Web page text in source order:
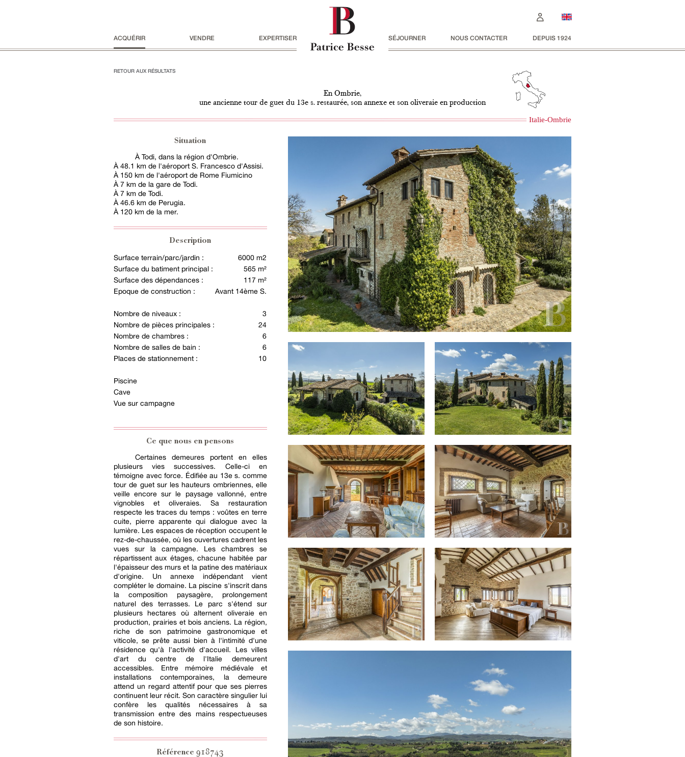
ACQUÉRIR VENDRE EXPERTISER SÉJOURNER NOUS CONTACTER DEPUIS 1924
RETOUR AUX RÉSULTATS
En Ombrie,
une ancienne tour de guet du 13e s. restaurée, son annexe et son oliveraie en production
Italie-Ombrie
Situation
À Todi, dans la région d'Ombrie.
À 48.1 km de l'aéroport S. Francesco d'Assisi.
À 150 km de l'aéroport de Rome Fiumicino
À 7 km de la gare de Todi.
À 7 km de Todi.
À 46.6 km de Perugia.
À 120 km de la mer.
Description
Surface terrain/parc/jardin :
6000 m2
Surface du batiment principal :
565 m²
Surface des dépendances :
117 m²
Epoque de construction :
Avant 14ème S.
Nombre de niveaux :
3
Nombre de pièces principales :
24
Nombre de chambres :
6
Nombre de salles de bain :
6
Places de stationnement :
10
Piscine
Cave
Vue sur campagne
Ce que nous en pensons
Certaines demeures portent en elles
plusieurs vies successives. Celle-ci en
témoigne avec force. Édifiée au 13e s. comme
tour de guet sur les hauteurs ombriennes, elle
veille encore sur le paysage vallonné, entre
vignobles et oliveraies. Sa restauration
respecte les traces du temps : voûtes en terre
cuite, pierre apparente qui dialogue avec la
lumière. Les espaces de réception occupent le
rez-de-chaussée, où les ouvertures cadrent les
vues sur la campagne. Les chambres se
répartissent aux étages, chacune habitée par
l'épaisseur des murs et la patine des matériaux
d'origine. Un annexe indépendant vient
compléter le domaine. La piscine s'inscrit dans
la composition paysagère, prolongement
naturel des terrasses. Le parc s'étend sur
plusieurs hectares où alternent oliveraie en
production, prairies et bois anciens. La région,
riche de son patrimoine gastronomique et
viticole, se prête aussi bien à l'intimité d'une
résidence qu'à l'activité d'accueil. Les villes
d'art du centre de l'Italie demeurent
accessibles. Entre mémoire médiévale et
installations contemporaines, la demeure
attend un regard attentif pour que ses pierres
continuent leur récit. Son caractère singulier lui
confère les qualités nécessaires à sa
transmission entre des mains respectueuses
de son histoire.
Référence918743